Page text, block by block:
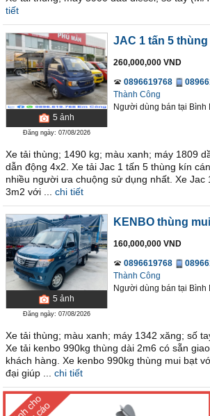
tiết
5 ảnh
Đăng ngày: 07/08/2026
JAC 1 tấn 5
260,000,000 VND
0896619768
Thành Công
Người dùng bán tại Bình
Xe tải thùng; 1490 kg; màu xanh; máy 1809
dẫn động 4x2. Xe tải Jac 1 tấn 5 thùng kín
nhiều người ưa chuộng sử dụng nhất. Xe Jac
3m2 với ...
chi tiết
5 ảnh
Đăng ngày: 07/08/2026
KENBO thùng
160,000,000 VND
0896619768
Thành Công
Người dùng bán tại Bình
Xe tải thùng; màu xanh; máy 1342 xăng; số
Xe tải kenbo 990kg thùng dài 2m6 có sẵn
khách hàng. Xe kenbo 990kg thùng mui bạt
đại giúp ...
chi tiết